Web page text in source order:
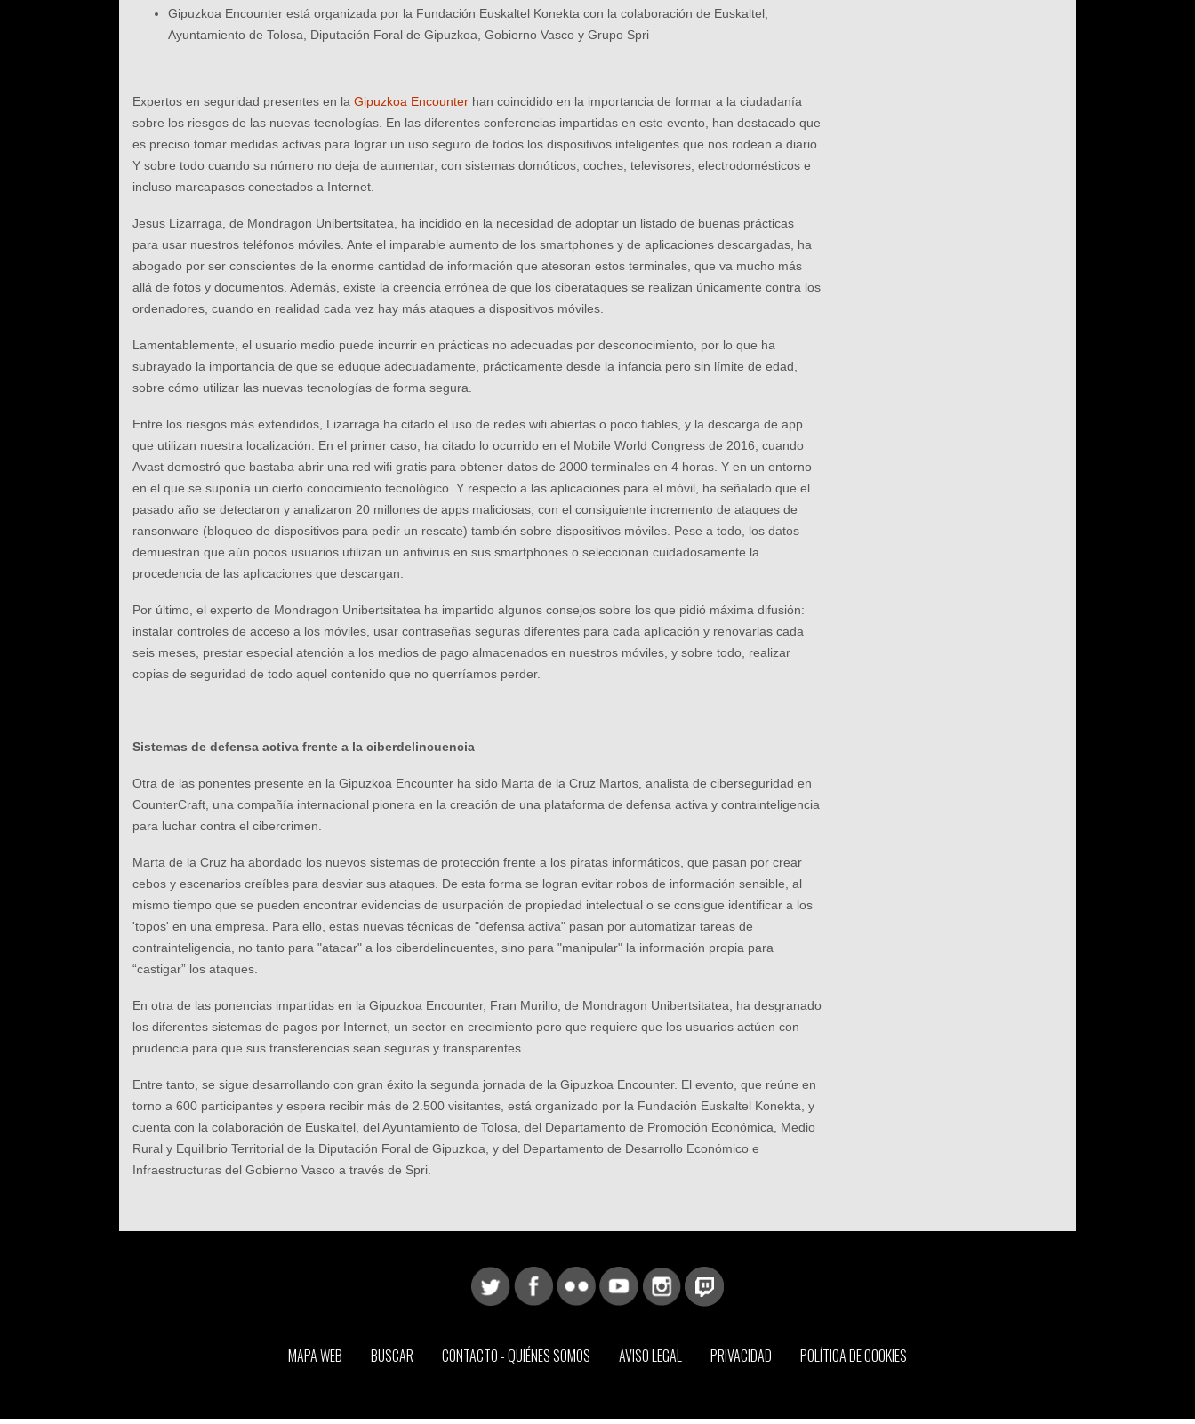
Gipuzkoa Encounter está organizada por la Fundación Euskaltel Konekta con la colaboración de Euskaltel,
Ayuntamiento de Tolosa, Diputación Foral de Gipuzkoa, Gobierno Vasco y Grupo Spri
Expertos en seguridad presentes en laGipuzkoa Encounter han coincidido en la importancia de formar a la ciudadanía
sobre los riesgos de las nuevas tecnologías. En las diferentes conferencias impartidas en este evento, han destacado que
es preciso tomar medidas activas para lograr un uso seguro de todos los dispositivos inteligentes que nos rodean a diario.
Y sobre todo cuando su número no deja de aumentar, con sistemas domóticos, coches, televisores, electrodomésticos e
incluso marcapasos conectados a Internet.
Jesus Lizarraga, de Mondragon Unibertsitatea, ha incidido en la necesidad de adoptar un listado de buenas prácticas
para usar nuestros teléfonos móviles. Ante el imparable aumento de los smartphones y de aplicaciones descargadas, ha
abogado por ser conscientes de la enorme cantidad de información que atesoran estos terminales, que va mucho más
allá de fotos y documentos. Además, existe la creencia errónea de que los ciberataques se realizan únicamente contra los
ordenadores, cuando en realidad cada vez hay más ataques a dispositivos móviles.
Lamentablemente, el usuario medio puede incurrir en prácticas no adecuadas por desconocimiento, por lo que ha
subrayado la importancia de que se eduque adecuadamente, prácticamente desde la infancia pero sin límite de edad,
sobre cómo utilizar las nuevas tecnologías de forma segura.
Entre los riesgos más extendidos, Lizarraga ha citado el uso de redes wifi abiertas o poco fiables, y la descarga de app
que utilizan nuestra localización. En el primer caso, ha citado lo ocurrido en el Mobile World Congress de 2016, cuando
Avast demostró que bastaba abrir una red wifi gratis para obtener datos de 2000 terminales en 4 horas. Y en un entorno
en el que se suponía un cierto conocimiento tecnológico. Y respecto a las aplicaciones para el móvil, ha señalado que el
pasado año se detectaron y analizaron 20 millones de apps maliciosas, con el consiguiente incremento de ataques de
ransonware (bloqueo de dispositivos para pedir un rescate) también sobre dispositivos móviles. Pese a todo, los datos
demuestran que aún pocos usuarios utilizan un antivirus en sus smartphones o seleccionan cuidadosamente la
procedencia de las aplicaciones que descargan.
Por último, el experto de Mondragon Unibertsitatea ha impartido algunos consejos sobre los que pidió máxima difusión:
instalar controles de acceso a los móviles, usar contraseñas seguras diferentes para cada aplicación y renovarlas cada
seis meses, prestar especial atención a los medios de pago almacenados en nuestros móviles, y sobre todo, realizar
copias de seguridad de todo aquel contenido que no querríamos perder.
Sistemas de defensa activa frente a la ciberdelincuencia
Otra de las ponentes presente en la Gipuzkoa Encounter ha sido Marta de la Cruz Martos, analista de ciberseguridad en
CounterCraft, una compañía internacional pionera en la creación de una plataforma de defensa activa y contrainteligencia
para luchar contra el cibercrimen.
Marta de la Cruz ha abordado los nuevos sistemas de protección frente a los piratas informáticos, que pasan por crear
cebos y escenarios creíbles para desviar sus ataques. De esta forma se logran evitar robos de información sensible, al
mismo tiempo que se pueden encontrar evidencias de usurpación de propiedad intelectual o se consigue identificar a los
'topos' en una empresa. Para ello, estas nuevas técnicas de "defensa activa" pasan por automatizar tareas de
contrainteligencia, no tanto para "atacar" a los ciberdelincuentes, sino para "manipular" la información propia para
“castigar” los ataques.
En otra de las ponencias impartidas en la Gipuzkoa Encounter, Fran Murillo, de Mondragon Unibertsitatea, ha desgranado
los diferentes sistemas de pagos por Internet, un sector en crecimiento pero que requiere que los usuarios actúen con
prudencia para que sus transferencias sean seguras y transparentes
Entre tanto, se sigue desarrollando con gran éxito la segunda jornada de la Gipuzkoa Encounter. El evento, que reúne en
torno a 600 participantes y espera recibir más de 2.500 visitantes, está organizado por la Fundación Euskaltel Konekta, y
cuenta con la colaboración de Euskaltel, del Ayuntamiento de Tolosa, del Departamento de Promoción Económica, Medio
Rural y Equilibrio Territorial de la Diputación Foral de Gipuzkoa, y del Departamento de Desarrollo Económico e
Infraestructuras del Gobierno Vasco a través de Spri.
MAPA WEB BUSCAR CONTACTO - QUIÉNES SOMOS AVISO LEGAL PRIVACIDAD POLÍTICA DE COOKIES